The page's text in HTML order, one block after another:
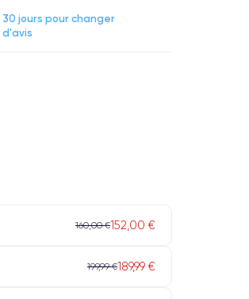
30 jours pour changer
d'avis
160,00 €152,00 €
199,99 €189,99 €